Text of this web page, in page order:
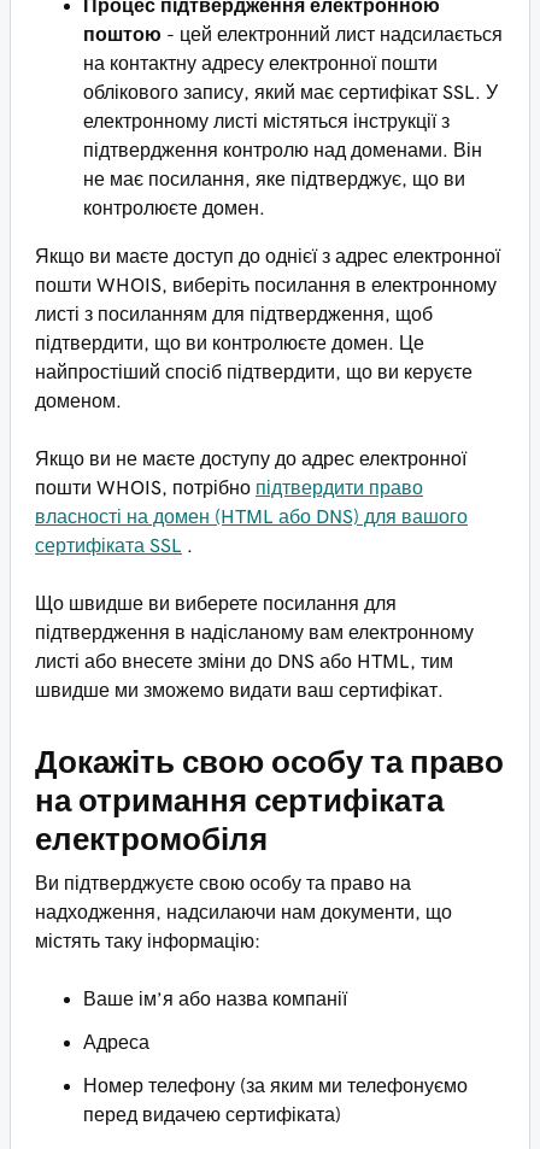
Процес підтвердження електронною
поштою - цей електронний лист надсилається
на контактну адресу електронної пошти
облікового запису, який має сертифікат SSL. У
електронному листі містяться інструкції з
підтвердження контролю над доменами. Він
не має посилання, яке підтверджує, що ви
контролюєте домен.
Якщо ви маєте доступ до однієї з адрес електронної
пошти WHOIS, виберіть посилання в електронному
листі з посиланням для підтвердження, щоб
підтвердити, що ви контролюєте домен. Це
найпростіший спосіб підтвердити, що ви керуєте
доменом.
Якщо ви не маєте доступу до адрес електронної
пошти WHOIS, потрібно підтвердити право
власності на домен (HTML або DNS) для вашого
сертифіката SSL
Що швидше ви виберете посилання для
підтвердження в надісланому вам електронному
листі або внесете зміни до DNS або HTML, тим
швидше ми зможемо видати ваш сертифікат.
Докажіть свою особу та право
на отримання сертифіката
електромобіля
Ви підтверджуєте свою особу та право на
надходження, надсилаючи нам документи, що
містять таку інформацію:
Ваше ім’я або назва компанії
Адреса
Номер телефону (за яким ми телефонуємо
перед видачею сертифіката)